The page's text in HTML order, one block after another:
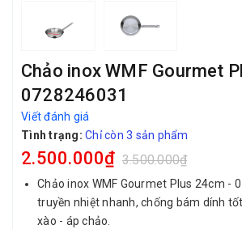
Chảo inox WMF Gourmet
0728246031
Viết đánh giá
Tình trạng: Chỉ còn 3 sản phẩm
2.500.000₫ 3.500.000₫
Chảo inox WMF Gourmet Plus 24cm -
truyền nhiệt nhanh, chống bám dính
xào - áp chảo.